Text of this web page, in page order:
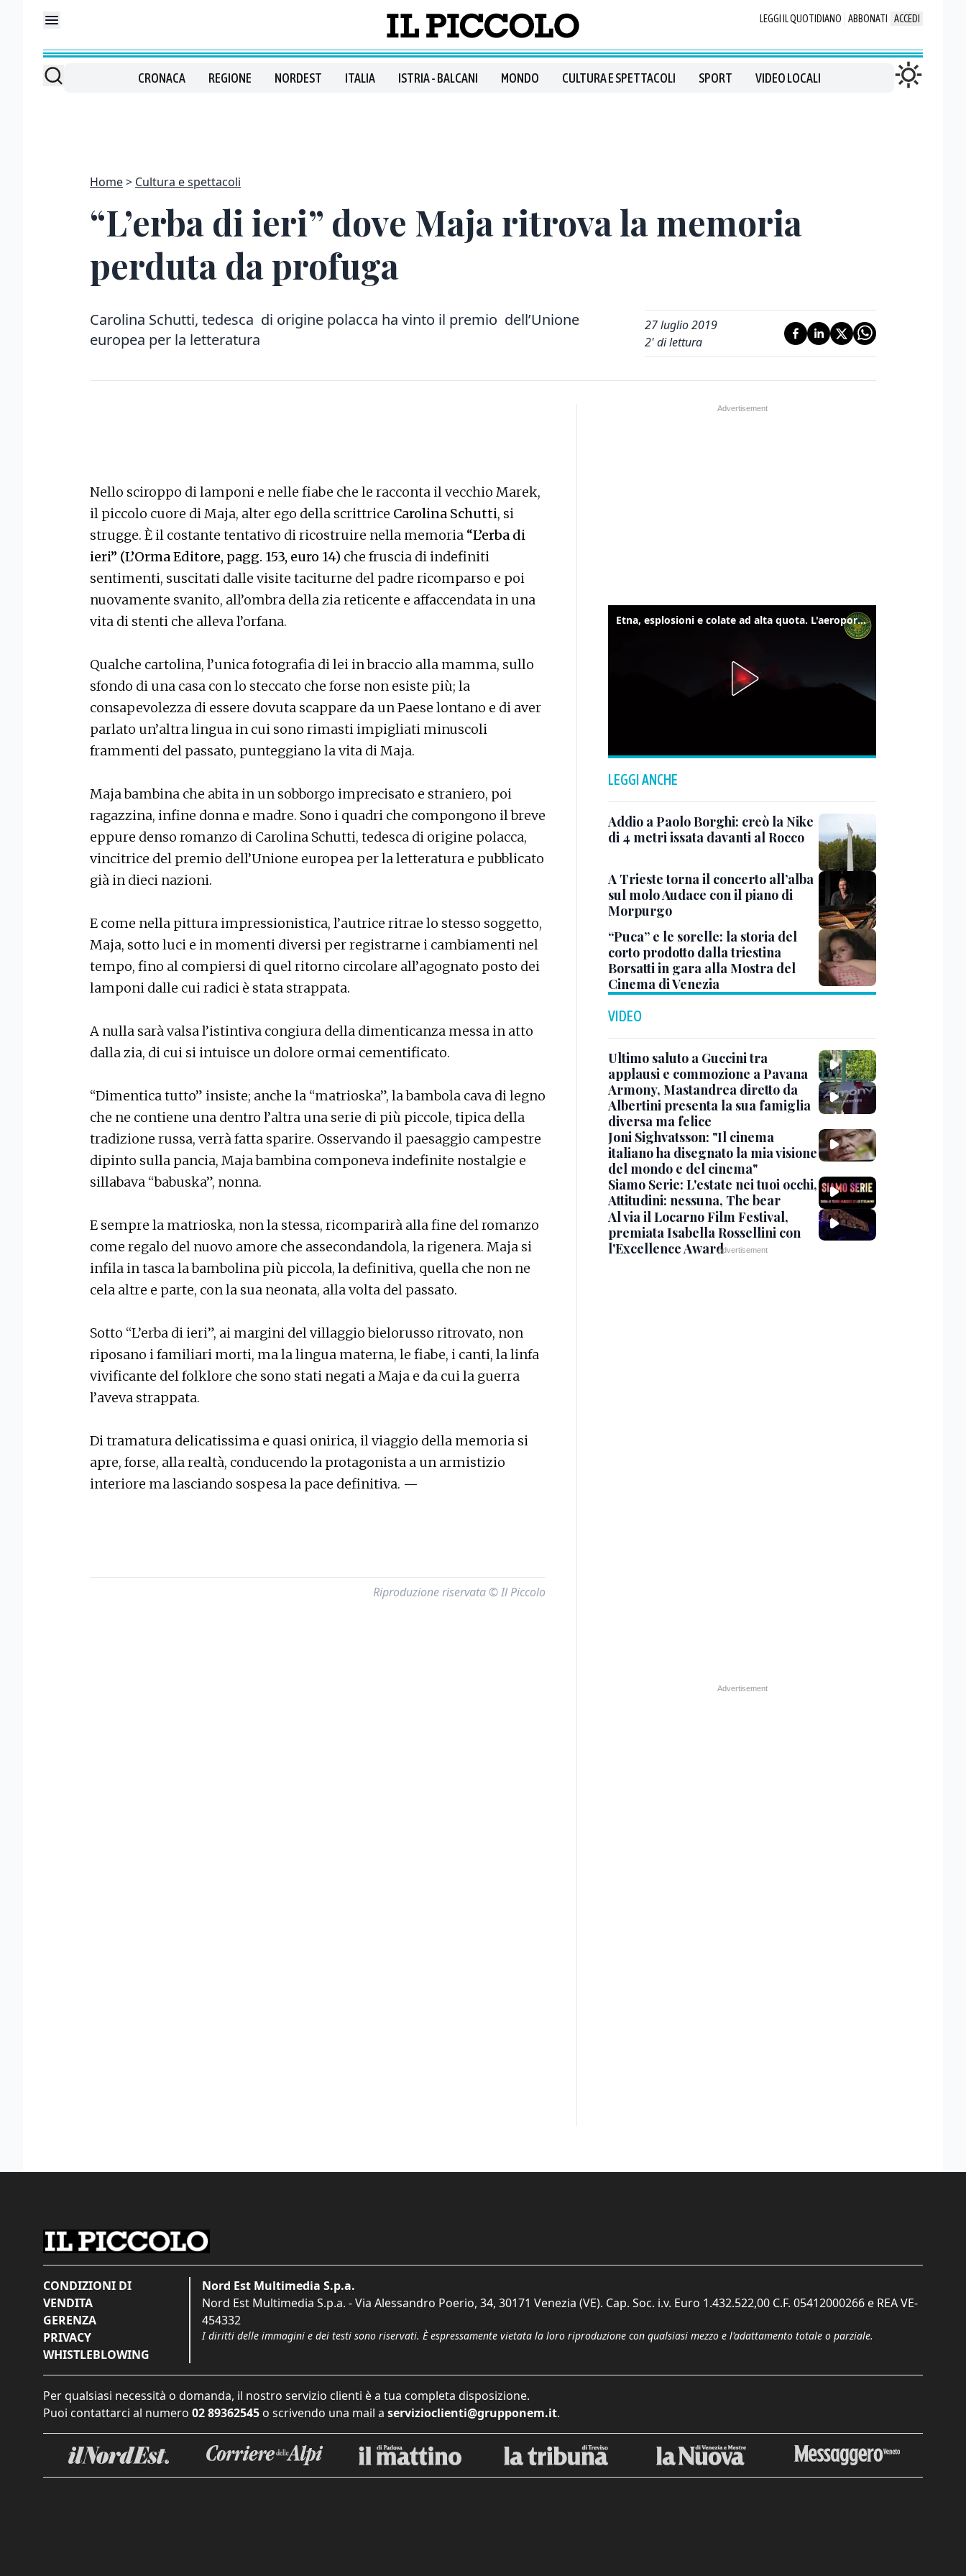
LEGGI IL QUOTIDIANO ABBONATI ACCEDI
CRONACA REGIONE NORDEST ITALIA ISTRIA - BALCANI MONDO CULTURA E SPETTACOLI SPORT VIDEO LOCALI
Home Cultura e spettacoli
“L’erba di ieri” dove Maja ritrova la memoria
perduta da profuga
Carolina Schutti, tedesca di origine polacca ha vinto il premio dell’Unione
europea per la letteratura
27 luglio 2019
2' di lettura
Nello sciroppo di lamponi e nelle fiabe che le racconta il vecchio Marek,
il piccolo cuore di Maja, alter ego della scrittrice Carolina Schutti, si
strugge. È il costante tentativo di ricostruire nella memoria “L’erba di
ieri” (L’Orma Editore, pagg. 153, euro 14) che fruscia di indefiniti
sentimenti, suscitati dalle visite taciturne del padre ricomparso e poi
nuovamente svanito, all’ombra della zia reticente e affaccendata in una
vita di stenti che alleva l’orfana.
Qualche cartolina, l’unica fotografia di lei in braccio alla mamma, sullo
sfondo di una casa con lo steccato che forse non esiste più; la
consapevolezza di essere dovuta scappare da un Paese lontano e di aver
parlato un’altra lingua in cui sono rimasti impigliati minuscoli
frammenti del passato, punteggiano la vita di Maja.
Maja bambina che abita in un sobborgo imprecisato e straniero, poi
ragazzina, infine donna e madre. Sono i quadri che compongono il breve
eppure denso romanzo di Carolina Schutti, tedesca di origine polacca,
vincitrice del premio dell’Unione europea per la letteratura e pubblicato
già in dieci nazioni.
E come nella pittura impressionistica, l’autrice ritrae lo stesso soggetto,
Maja, sotto luci e in momenti diversi per registrarne i cambiamenti nel
tempo, fino al compiersi di quel ritorno circolare all’agognato posto dei
lamponi dalle cui radici è stata strappata.
A nulla sarà valsa l’istintiva congiura della dimenticanza messa in atto
dalla zia, di cui si intuisce un dolore ormai cementificato.
“Dimentica tutto” insiste; anche la “matrioska”, la bambola cava di legno
che ne contiene una dentro l’altra una serie di più piccole, tipica della
tradizione russa, verrà fatta sparire. Osservando il paesaggio campestre
dipinto sulla pancia, Maja bambina componeva indefinite nostalgie e
sillabava “babuska”, nonna.
E sempre la matrioska, non la stessa, ricomparirà alla fine del romanzo
come regalo del nuovo amore che assecondandola, la rigenera. Maja si
infila in tasca la bambolina più piccola, la definitiva, quella che non ne
cela altre e parte, con la sua neonata, alla volta del passato.
Sotto “L’erba di ieri”, ai margini del villaggio bielorusso ritrovato, non
riposano i familiari morti, ma la lingua materna, le fiabe, i canti, la linfa
vivificante del folklore che sono stati negati a Maja e da cui la guerra
l’aveva strappata.
Di tramatura delicatissima e quasi onirica, il viaggio della memoria si
apre, forse, alla realtà, conducendo la protagonista a un armistizio
interiore ma lasciando sospesa la pace definitiva. —
Riproduzione riservata © Il Piccolo
Etna, esplosioni e colate ad alta quota. L'aeroporto di Catania verso la normalità
LEGGI ANCHE
Addio a Paolo Borghi: creò la Nike
di 4 metri issata davanti al Rocco
A Trieste torna il concerto all’alba
sul molo Audace con il piano di
Morpurgo
“Puca” e le sorelle: la storia del
corto prodotto dalla triestina
Borsatti in gara alla Mostra del
Cinema di Venezia
VIDEO
Ultimo saluto a Guccini tra
applausi e commozione a Pavana
Armony, Mastandrea diretto da
Albertini presenta la sua famiglia
diversa ma felice
Joni Sighvatsson: "Il cinema
italiano ha disegnato la mia visione
del mondo e del cinema"
Siamo Serie: L'estate nei tuoi occhi,
Attitudini: nessuna, The bear
Al via il Locarno Film Festival,
premiata Isabella Rossellini con
l'Excellence Award
CONDIZIONI DI
VENDITA
GERENZA
PRIVACY
WHISTLEBLOWING
Nord Est Multimedia S.p.a.
Nord Est Multimedia S.p.a. - Via Alessandro Poerio, 34, 30171 Venezia (VE). Cap. Soc. i.v. Euro 1.432.522,00 C.F. 05412000266 e REA VE-
454332
I diritti delle immagini e dei testi sono riservati. È espressamente vietata la loro riproduzione con qualsiasi mezzo e l'adattamento totale o parziale.
Per qualsiasi necessità o domanda, il nostro servizio clienti è a tua completa disposizione.
Puoi contattarci al numero 02 89362545 o scrivendo una mail a servizioclienti@grupponem.it.